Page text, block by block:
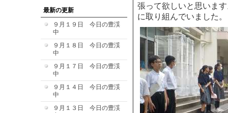
最新の更新
９月１９日 今日の豊渓
中
９月１８日 今日の豊渓
中
９月１７日 今日の豊渓
中
９月１４日 今日の豊渓
中
９月１３日 今日の豊渓
張って欲しいと思いま
に取り組んでいました。